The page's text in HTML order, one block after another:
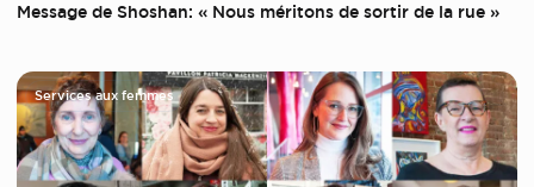
Message de Shoshan: « Nous méritons de sortir de la rue »
Services aux femmes